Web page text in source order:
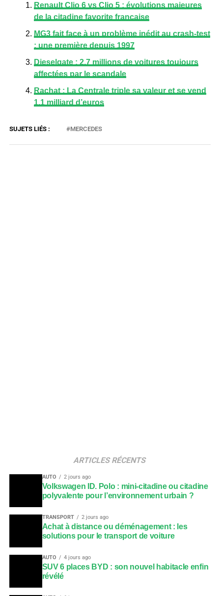
Renault Clio 6 vs Clio 5 : évolutions majeures
de la citadine favorite française
MG3 fait face à un problème inédit au crash-test
: une première depuis 1997
Dieselgate : 2,7 millions de voitures toujours
affectées par le scandale
Rachat : La Centrale triple sa valeur et se vend
1,1 milliard d’euros
MERCEDES
ARTICLES RÉCENTS
AUTO 2 jours ago
Volkswagen ID. Polo : mini-citadine ou citadine
polyvalente pour l’environnement urbain ?
TRANSPORT 2 jours ago
Achat à distance ou déménagement : les
solutions pour le transport de voiture
AUTO 4 jours ago
SUV 6 places BYD : son nouvel habitacle enfin
révélé